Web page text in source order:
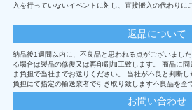
入を行っていないイベントに対し、直接搬入の代わりに
返品について
納品後1週間以内に、不良品と思われる点がございまし
る場合は製品の修復又は再印刷加工致します。 商品に
ま負担で当社までお送りください。 当社が不良と判断
負担にて指定の輸送業者で引き取り致します不良品を全
お問い合わせ